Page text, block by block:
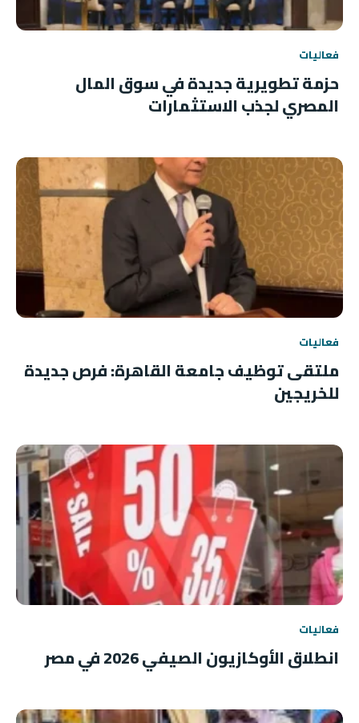
فعاليات
حزمة تطويرية جديدة في سوق المال
المصري لجذب الاستثمارات
فعاليات
ملتقى توظيف جامعة القاهرة: فرص جديدة
للخريجين
فعاليات
انطلاق الأوكازيون الصيفي 2026 في مصر